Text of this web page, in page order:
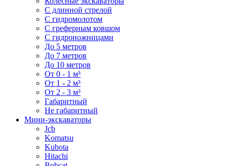
С длинной стрелой
С гидромолотом
С греферным ковшом
С гидроножницами
До 5 метров
До 7 метров
До 10 метров
От 0 - 1 м³
От 1 - 2 м³
От 2 - 3 м³
Габаритный
Не габаритный
Мини-экскаваторы
Jcb
Komatsu
Kubota
Hitachi